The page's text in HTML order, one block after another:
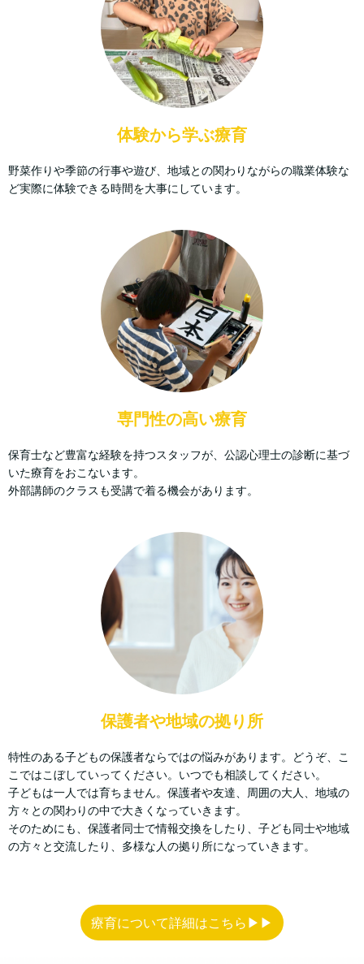
体験から学ぶ療育
野菜作りや季節の行事や遊び、地域との関わりながらの職業体験な
ど実際に体験できる時間を大事にしています。
専門性の高い療育
保育士など豊富な経験を持つスタッフが、公認心理士の診断に基づ
いた療育をおこないます。
外部講師のクラスも受講で着る機会があります。
保護者や地域の拠り所
特性のある子どもの保護者ならではの悩みがあります。どうぞ、こ
こではこぼしていってください。いつでも相談してください。
子どもは一人では育ちません。保護者や友達、周囲の大人、地域の
方々との関わりの中で大きくなっていきます。
そのためにも、保護者同士で情報交換をしたり、子ども同士や地域
の方々と交流したり、多様な人の拠り所になっていきます。
療育について詳細はこちら▶︎▶︎